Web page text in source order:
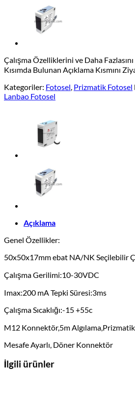
Çalışma Özelliklerini ve Daha
Kısımda Bulunan Açıklama Kısmını
Kategoriler: Fotosel, Prizmatik Fotosel
Lanbao Fotosel
Açıklama
Genel Özellikler:
50x50x17mm ebat NA/NK Seçilebilir
Çalışma Gerilimi:10-30VDC
Imax:200 mA Tepki Süresi:3ms
Çalışma Sıcaklığı:-15 +55c
M12 Konnektör,5m Algılama,Prizmatik
Mesafe Ayarlı, Döner Konnektör
İlgili ürünler